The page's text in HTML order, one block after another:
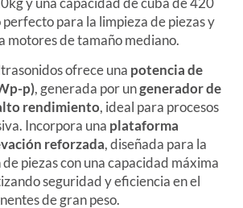
perfecto para la limpieza de piezas y
motores de tamaño mediano.
ofrece una potencia de
p), generada por ungenerador de
rendimiento, ideal para procesos
Incorpora una plataforma
reforzada, diseñada para la
piezas con una capacidad máxima
seguridad y eficiencia en el
de gran peso.